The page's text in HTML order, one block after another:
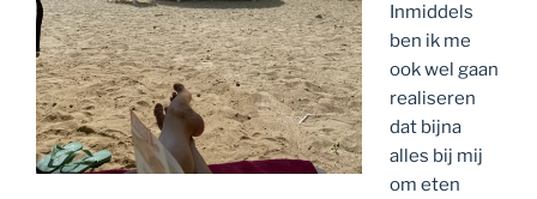
Inmiddels
ben ik me
ook wel gaan
realiseren
dat bijna
alles bij mij
om eten